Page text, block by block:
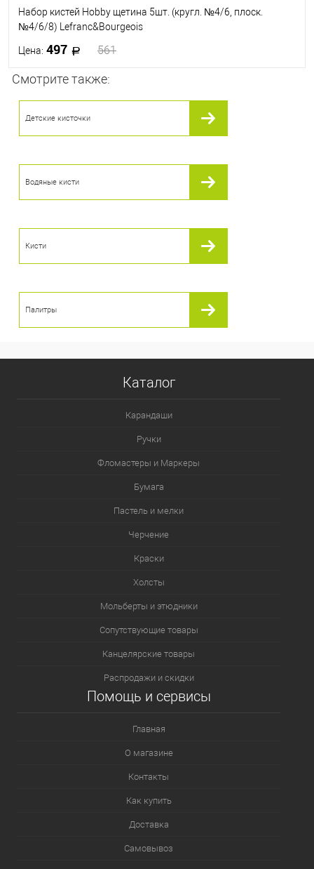
Набор кистей Hobby щетина 5шт. (кругл. №4/6, плоск.
№4/6/8) Lefranc&Bourgeois
Цена: 497 561
В наличии
Смотрите также:
Детские кисточки
Водяные кисти
Кисти
Палитры
Каталог
Карандаши
Ручки
Фломастеры и Маркеры
Бумага
Пастель и мелки
Черчение
Краски
Холсты
Мольберты и этюдники
Сопутствующие товары
Канцелярские товары
Распродажи и скидки
Помощь и сервисы
Главная
О магазине
Контакты
Как купить
Доставка
Самовывоз